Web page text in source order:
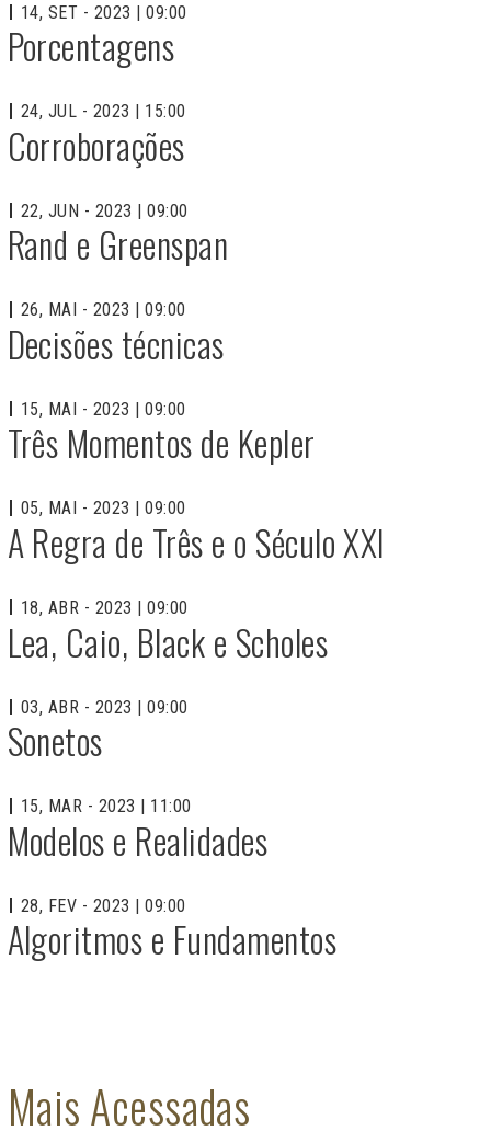
14, SET - 2023 | 09:00
Porcentagens
24, JUL - 2023 | 15:00
Corroborações
22, JUN - 2023 | 09:00
Rand e Greenspan
26, MAI - 2023 | 09:00
Decisões técnicas
15, MAI - 2023 | 09:00
Três Momentos de Kepler
05, MAI - 2023 | 09:00
A Regra de Três e o Século XXI
18, ABR - 2023 | 09:00
Lea, Caio, Black e Scholes
03, ABR - 2023 | 09:00
Sonetos
15, MAR - 2023 | 11:00
Modelos e Realidades
28, FEV - 2023 | 09:00
Algoritmos e Fundamentos
Mais Acessadas